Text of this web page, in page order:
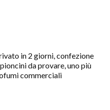
in 2 giorni, confezione
da provare, uno più
commerciali